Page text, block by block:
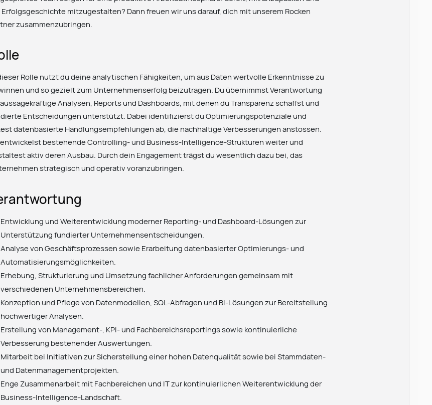
mitzugestalten? Dann freuen wir uns darauf, dich mit unserem Rocken
zusammenzubringen.
Rolle nutzt du deine analytischen Fähigkeiten, um aus Daten wertvolle Erkenntnisse zu
und so gezielt zum Unternehmenserfolg beizutragen. Du übernimmst Verantwortung
Analysen, Reports und Dashboards, mit denen du Transparenz schaffst und
Entscheidungen unterstützt. Dabei identifizierst du Optimierungspotenziale und
datenbasierte Handlungsempfehlungen ab, die nachhaltige Verbesserungen anstossen.
entwickelst bestehende Controlling- und Business-Intelligence-Strukturen weiter und
aktiv deren Ausbau. Durch dein Engagement trägst du wesentlich dazu bei, das
strategisch und operativ voranzubringen.
Entwicklung und Weiterentwicklung moderner Reporting- und Dashboard-Lösungen zur
Unterstützung fundierter Unternehmensentscheidungen.
Analyse von Geschäftsprozessen sowie Erarbeitung datenbasierter Optimierungs- und
Automatisierungsmöglichkeiten.
Erhebung, Strukturierung und Umsetzung fachlicher Anforderungen gemeinsam mit
verschiedenen Unternehmensbereichen.
Konzeption und Pflege von Datenmodellen, SQL-Abfragen und BI-Lösungen zur Bereitstellung
hochwertiger Analysen.
Erstellung von Management-, KPI- und Fachbereichsreportings sowie kontinuierliche
Verbesserung bestehender Auswertungen.
Mitarbeit bei Initiativen zur Sicherstellung einer hohen Datenqualität sowie bei Stammdaten-
und Datenmanagementprojekten.
Enge Zusammenarbeit mit Fachbereichen und IT zur kontinuierlichen Weiterentwicklung der
Business-Intelligence-Landschaft.